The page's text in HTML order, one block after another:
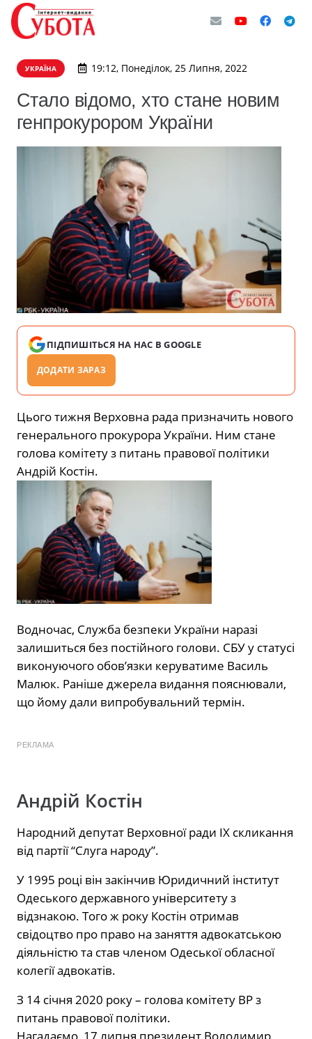
УКРАЇНА 19:12, Понеділок, 25 Липня, 2022
Стало відомо, хто стане новим
генпрокурором України
ПІДПИШІТЬСЯ НА НАС В GOOGLE
ДОДАТИ ЗАРАЗ
Цього тижня Верховна рада призначить нового
генерального прокурора України. Ним стане
голова комітету з питань правової політики
Андрій Костін.
Водночас, Служба безпеки України наразі
залишиться без постійного голови. СБУ у статусі
виконуючого обов’язки керуватиме Василь
Малюк. Раніше джерела видання пояснювали,
що йому дали випробувальний термін.
РЕКЛАМА
Андрій Костін
Народний депутат Верховної ради IX скликання
від партії “Слуга народу”.
У 1995 році він закінчив Юридичний інститут
Одеського державного університету з
відзнакою. Того ж року Костін отримав
свідоцтво про право на заняття адвокатською
діяльністю та став членом Одеської обласної
колегії адвокатів.
З 14 січня 2020 року – голова комітету ВР з
питань правової політики.
Нагадаємо, 17 липня президент Володимир